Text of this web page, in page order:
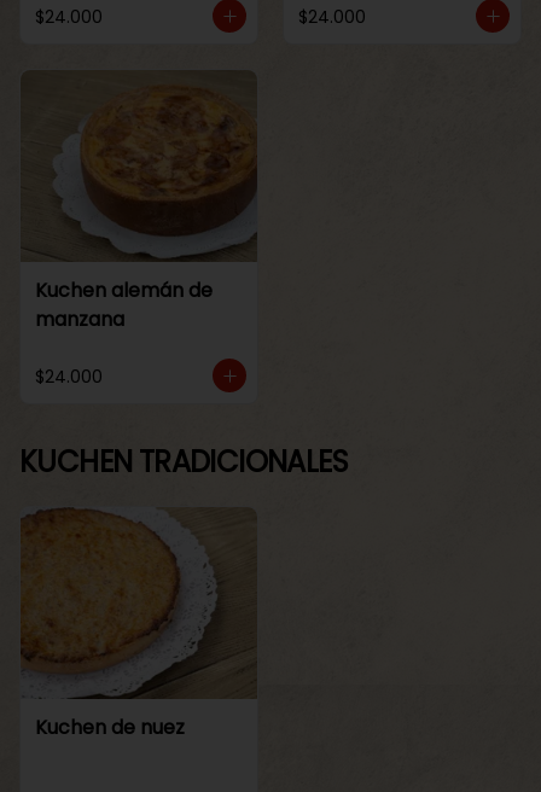
$24.000 $24.000
Kuchen alemán de
manzana
$24.000
KUCHEN TRADICIONALES
Kuchen de nuez